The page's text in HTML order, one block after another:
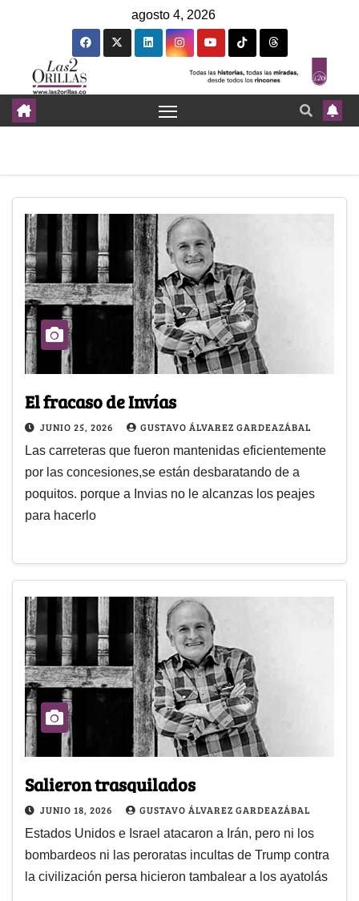
agosto 4, 2026
El fracaso de Invías
JUNIO 25, 2026 GUSTAVO ÁLVAREZ GARDEAZÁBAL
Las carreteras que fueron mantenidas eficientemente
por las concesiones,se están desbaratando de a
poquitos. porque a Invias no le alcanzas los peajes
para hacerlo
Salieron trasquilados
JUNIO 18, 2026 GUSTAVO ÁLVAREZ GARDEAZÁBAL
Estados Unidos e Israel atacaron a Irán, pero ni los
bombardeos ni las peroratas incultas de Trump contra
la civilización persa hicieron tambalear a los ayatolás